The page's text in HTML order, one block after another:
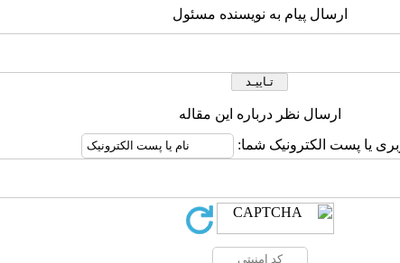
ارسال پیام به نویسنده مسئول
ارسال نظر درباره این مقاله
یا پست الکترونیک شما: